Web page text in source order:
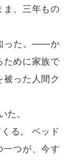
ま、三年もの
った。――か
ために家族で
った人間ク
た。
る。 ベッド
つが、今す